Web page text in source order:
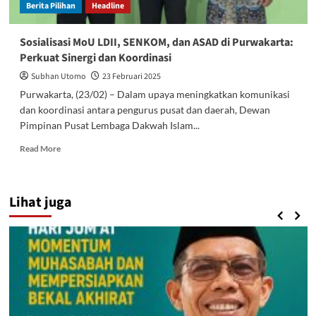
Berita Pilihan Headline
Sosialisasi MoU LDII, SENKOM, dan ASAD di Purwakarta:
Perkuat Sinergi dan Koordinasi
Subhan Utomo
23 Februari 2025
Purwakarta, (23/02) – Dalam upaya meningkatkan komunikasi
dan koordinasi antara pengurus pusat dan daerah, Dewan
Pimpinan Pusat Lembaga Dakwah Islam...
Read MoreRead
MoU
LDII,
SENKOM,
dan
ASAD
di
Purwakarta:
Perkuat
Sinergi
Lihat juga